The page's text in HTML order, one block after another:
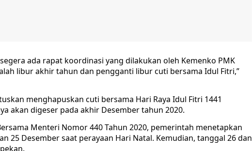
ada rapat koordinasi yang dilakukan oleh Kemenko PMK
libur akhir tahun dan pengganti libur cuti bersama Idul Fitri,”
menghapuskan cuti bersama Hari Raya Idul Fitri 1441
akan digeser pada akhir Desember tahun 2020.
Menteri Nomor 440 Tahun 2020, pemerintah menetapkan
25 Desember saat perayaan Hari Natal. Kemudian, tanggal 26 dan